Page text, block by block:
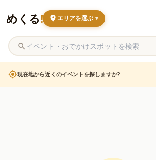
めくる! エリアを選ぶ ▼
現在地から近くのイベントを探しますか?